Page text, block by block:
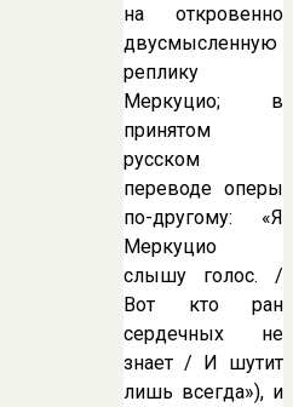
на откровенно
двусмысленную
реплику
Меркуцио; в
принятом
русском
переводе оперы
по-другому: «Я
Меркуцио
слышу голос. /
Вот кто ран
сердечных не
знает / И шутит
лишь всегда»), и